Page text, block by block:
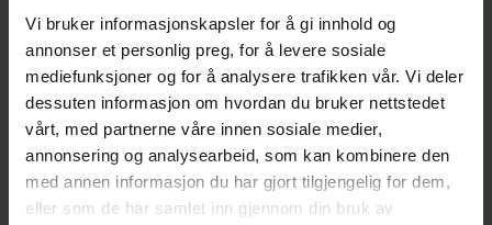
Vi bruker informasjonskapsler for å gi innhold og
annonser et personlig preg, for å levere sosiale
mediefunksjoner og for å analysere trafikken vår. Vi deler
dessuten informasjon om hvordan du bruker nettstedet
vårt, med partnerne våre innen sosiale medier,
annonsering og analysearbeid, som kan kombinere den
med annen informasjon du har gjort tilgjengelig for dem,
eller som de har samlet inn gjennom din bruk av
Wolverine and the X-Men:
Alpha & Omega
Wolverine and the X-Men
(2011) (Collected Editions)
Hardcover · Engelsk
Wolverine & the X-Men:
Alpha & Omega
Brian Wood
Wolverine and the X-Men
(2011) (Collected Editions)
Paperback · Engelsk
199 199 00